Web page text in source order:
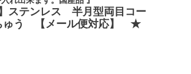
ステンレス 半月型両目コー
ゅう 【メール便対応】 ★